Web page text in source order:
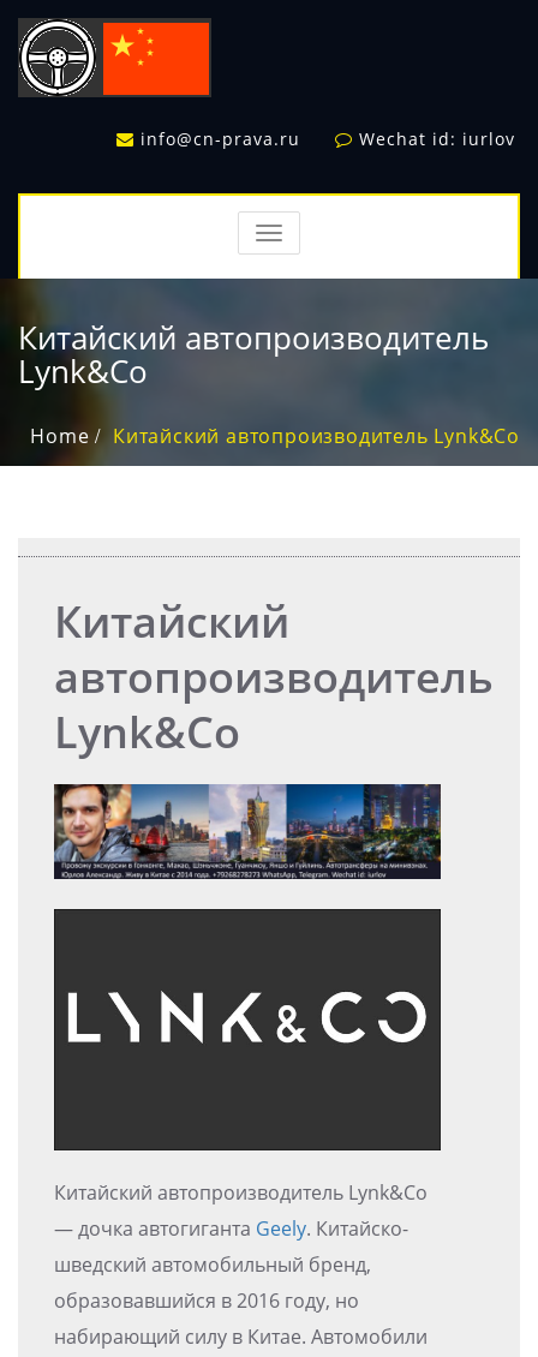
info@cn-prava.ru Wechat id: iurlov
TOGGLE
NAVIGATION
Китайский автопроизводитель
Lynk&Co
Home Китайский автопроизводитель Lynk&Co
Китайский
автопроизводитель
Lynk&Co
Китайский автопроизводитель Lynk&Co
— дочка автогиганта Geely. Китайско-
шведский автомобильный бренд,
образовавшийся в 2016 году, но
набирающий силу в Китае. Автомобили